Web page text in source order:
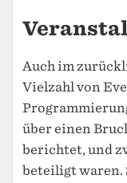
Auch im
Vielzahl von
über einen
berichtet, und
beteiligt waren.